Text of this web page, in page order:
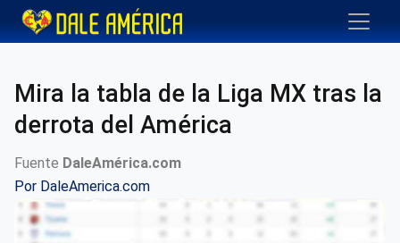
Mira la tabla de la Liga MX tras la
derrota del América
Fuente DaleAmérica.com
Por DaleAmerica.com